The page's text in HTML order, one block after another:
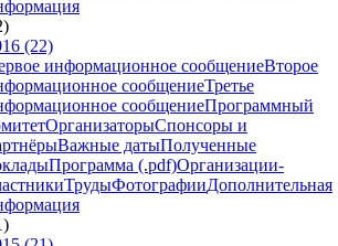
(22)
информационное сообщениеВторое
сообщениеТретье
сообщениеПрограммный
ОрганизаторыСпонсоры и
Важные датыПолученные
Программа (.pdf)Организации-
ТрудыФотографииДополнительная